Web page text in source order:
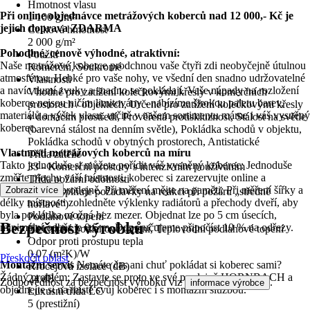
Hmotnost vlasu
1 100 g/m²
Celková hmotnost
2 000 g/m²
Použití
Komerční, Soukromé
Vlastnosti
Vhodné pro zatížení kolečkovými křesly v komerčních
prostorech / objektech, Určené pro zatížení kolečkovými křesly
v domácím prostředí, Prověřená protiskluznost, Stálost na světle
(barevná stálost na denním světle), Pokládka schodů v objektu,
Pokládka schodů v obytných prostorech, Antistatické
Třída zátěže
33 - Komerční prostory s intenzivním používáním
Třída požární odolnosti
Cfl-s1 (splňuje požadavky na reakci při požáru „středně
hořlavé“)
Podlahové topení
Elektrické podlahové topení, Teplovodní podlahové topení
Odpor proti prostupu tepla
0,07 (m²K)/W
Kročejová izolace (dB)
24 dB
Luxusní třída LC
5 (prestižní)
Při online objednávce metrážových koberců nad 12 000,- Kč je
jejich doprava ZDARMA
Pohodlné, cenově výhodné, atraktivní:
Naše metrážové koberce prodchnou vaše čtyři zdi neobyčejně útulnou
atmosférou. Hebké pro vaše nohy, ve všední den snadno udržovatelné
a navíc tlumí zvuky a snadno se pokládají. Vaše nápady na rozložení
koberce nejsou ničím limitovány - nabízíme širokou paletu barev,
materiálů a výšek vlasu, určitě v našem sortimentu máme i váš vysněný
koberec.
Vlastnosti metrážových koberců na míru
Takto jednoduše si můžete pořídit váš vysněný koberec: Jednoduše
změřte plochu vaší místnosti, koberec si zarezervujte online a
vyzvedněte v prodejně. Při měření mějte na paměti: Při měření šířky a
délky místnosti zohledněte výklenky radiátorů a přechody dveří, aby
byla pokládka možná bez mezer. Objednat lze po 5 cm úsecích,
minimální odběr je 0,5 m. Doporučujeme připočíst 10 % na odřezy.
Montážní servisNemáte čas ani chuť pokládat si koberec sami?
Žádný problém: Zastavte se proto ve své prodejně HORNBACH a
objednejte si na místě svůj koberec i s montážní službou.
Zobrazit více
Bezpečnost výrobků
Přeskočit oblast
Zodpovědnost za bezpečnost výrobku viz informace výrobce .